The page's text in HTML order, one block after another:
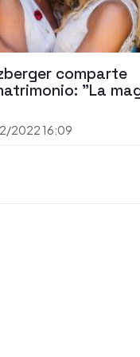
comparte
"La
2022 16:09